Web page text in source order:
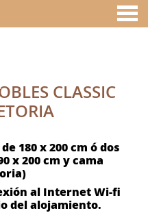
CLASSIC
180 x 200 cm ó dos
x 200 cm y cama
al Internet Wi-fi
del alojamiento.